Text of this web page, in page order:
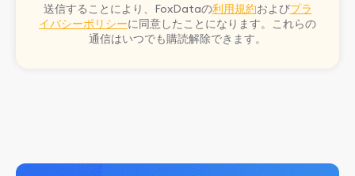
送信することにより、FoxDataの利用規約およびプラ
イバシーポリシーに同意したことになります。これらの
通信はいつでも購読解除できます。